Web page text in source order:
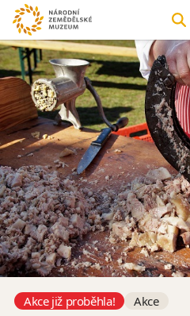
Akce již proběhla! Akce